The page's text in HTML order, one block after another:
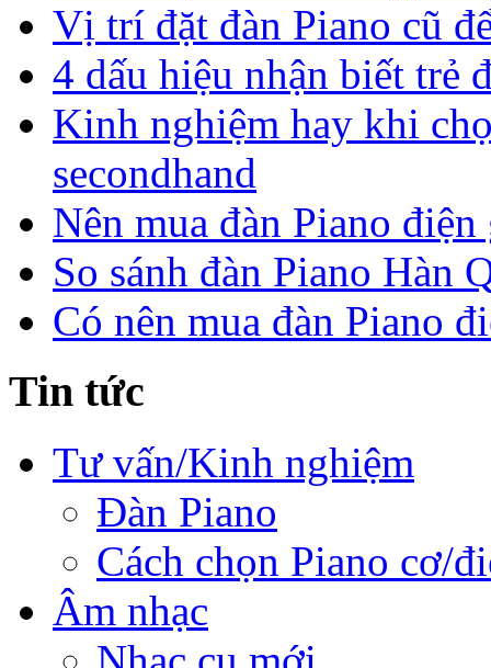
Vị trí đặt đàn Piano cũ
4 dấu hiệu nhận biết trẻ
Kinh nghiệm hay khi
secondhand
Nên mua đàn Piano
So sánh đàn Piano Hàn
Có nên mua đàn Piano
Tin tức
Tư vấn/Kinh nghiệm
Đàn Piano
Cách chọn Piano cơ/
Âm nhạc